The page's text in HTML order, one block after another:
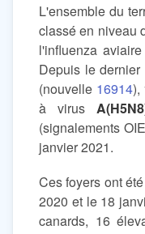
L'ensemble du
classé en niveau
l'influenza
Depuis le
(nouvelle 16914),
à virus
(signalements
janvier 2021.
Ces foyers ont
2020 et le 18
canards, 16